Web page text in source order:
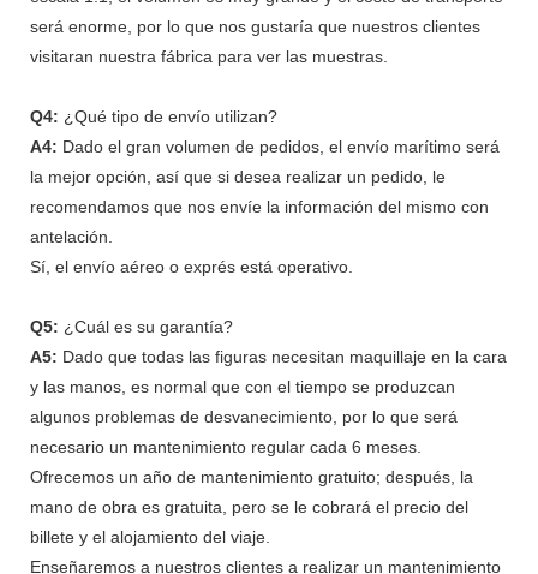
será enorme, por lo que nos gustaría que nuestros clientes
visitaran nuestra fábrica para ver las muestras.
Q4: ¿Qué tipo de envío utilizan?
A4: Dado el gran volumen de pedidos, el envío marítimo será
la mejor opción, así que si desea realizar un pedido, le
recomendamos que nos envíe la información del mismo con
antelación.
Sí, el envío aéreo o exprés está operativo.
Q5: ¿Cuál es su garantía?
A5: Dado que todas las figuras necesitan maquillaje en la cara
y las manos, es normal que con el tiempo se produzcan
algunos problemas de desvanecimiento, por lo que será
necesario un mantenimiento regular cada 6 meses.
Ofrecemos un año de mantenimiento gratuito; después, la
mano de obra es gratuita, pero se le cobrará el precio del
billete y el alojamiento del viaje.
Enseñaremos a nuestros clientes a realizar un mantenimiento